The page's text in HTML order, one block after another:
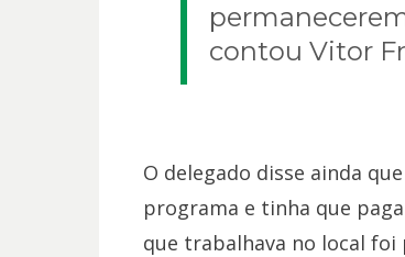
contou Vitor
O delegado disse ainda
programa e tinha que
que trabalhava no local foi